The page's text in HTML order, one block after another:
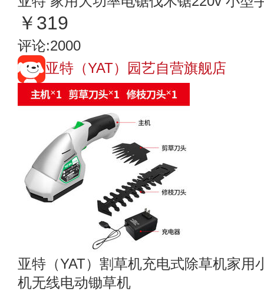
￥319
评论:2000
亚特（YAT）园艺自营旗舰店
亚特（YAT）割草机充电式除草机家用
机无线电动锄草机